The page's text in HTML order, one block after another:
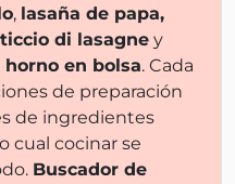
, lasaña de papa,
di lasagne y
en bolsa. Cada
de preparación
de ingredientes
cual cocinar se
Buscador de